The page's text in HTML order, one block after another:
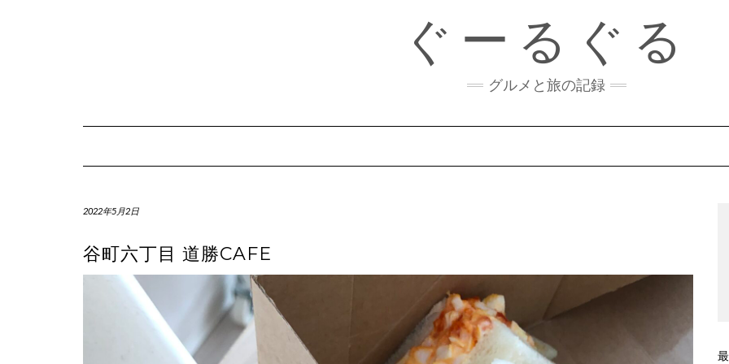
ぐーるぐる
グルメと旅の記録
2022年5月2日
谷町六丁目 道勝CAFE